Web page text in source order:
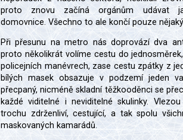
proto znovu začíná orgánům udávat
domovnice. Všechno to ale končí pouze
Při přesunu na metro nás doprovází dva
proto několikrát volíme cestu do
policejních manévrech, zase cestu zpátky z
bílých masek obsazuje v podzemí jeden
přecpaný, nicméně skladní těžkooděnci se
každé viditelné i neviditelné skulinky.
trochu zdrženliví, cestující, a tak spolu
maskovaných kamarádů.